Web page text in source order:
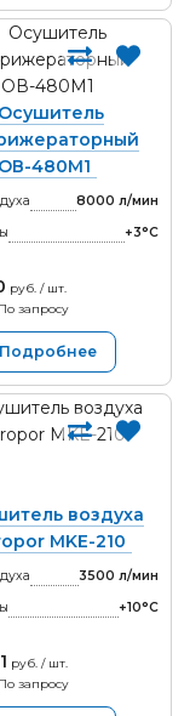
Осушитель
ОВ-480М1
8000 л/мин
+3°С
руб. / шт.
запросу
Подробнее
воздуха
MKE-210
3500 л/мин
+10°С
руб. / шт.
запросу